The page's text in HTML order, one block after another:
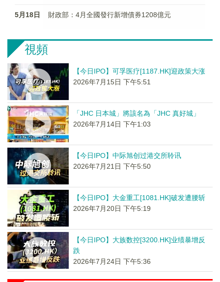
5月18日 財政部：4月全國發行新增債券1208億元
視頻
【今日IPO】可孚医疗[1187.HK]迎政策大涨
2026年7月15日 下午5:51
「JHC 日本城」將該名為「JHC 真好城」
2026年7月14日 下午1:03
【今日IPO】中际旭创过港交所聆讯
2026年7月21日 下午5:50
【今日IPO】大金重工[1081.HK]破发遭腰斩
2026年7月20日 下午5:19
【今日IPO】大族数控[3200.HK]业绩暴增反
跌
2026年7月24日 下午5:36